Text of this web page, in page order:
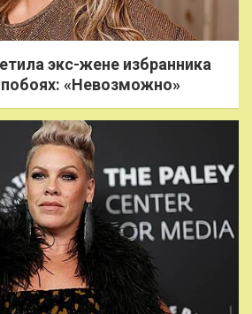
экс-жене избранника
побоях: «Невозможно»